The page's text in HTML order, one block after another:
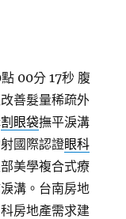
00分 17秒 腹
善髮量稀疏外
割眼袋撫平淚溝
國際認證眼科
美學複合式療
溝。台南房地
房地產需求建